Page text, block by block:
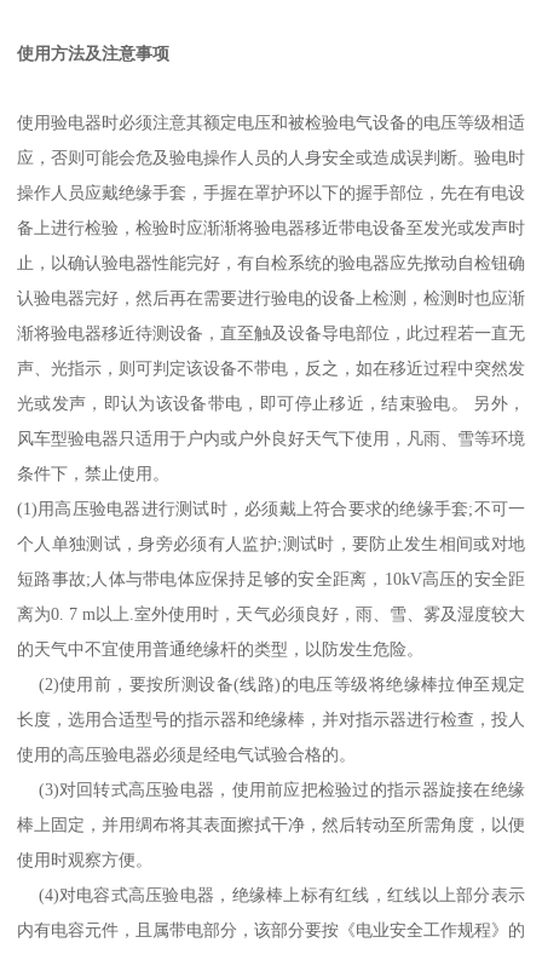
使用方法及注意事项
使用验电器时必须注意其额定电压和被检验电气设备的电压等级相适
应，否则可能会危及验电操作人员的人身安全或造成误判断。验电时
操作人员应戴绝缘手套，手握在罩护环以下的握手部位，先在有电设
备上进行检验，检验时应渐渐将验电器移近带电设备至发光或发声时
止，以确认验电器性能完好，有自检系统的验电器应先揿动自检钮确
认验电器完好，然后再在需要进行验电的设备上检测，检测时也应渐
渐将验电器移近待测设备，直至触及设备导电部位，此过程若一直无
声、光指示，则可判定该设备不带电，反之，如在移近过程中突然发
光或发声，即认为该设备带电，即可停止移近，结束验电。 另外，
风车型验电器只适用于户内或户外良好天气下使用，凡雨、雪等环境
条件下，禁止使用。
(1) 用高压验电器进行测试时，必须戴上符合要求的绝缘手套;不可一
个人单独测试，身旁必须有人监护;测试时，要防止发生相间或对地
短路事故; 人体与带电体应保持足够的安全距离， 10kV高压的安全距
离为0. 7 m 以上 .室外使用时，天气必须良好，雨、雪、雾及湿度较大
的天气中不宜使用普通绝缘杆的类型，以防发生危险。
(2)使用前，要按所测设备(线路) 的电压等级将绝缘棒拉伸至规定
长度，选用合适型号的指示器和绝缘棒，并对指示器进行检查，投人
使用的高压验电器必须是经电气试验合格的。
(3)对回转式高压验电器，使用前应把检验过的指示器旋接在绝缘
棒上固定，并用绸布将其表面擦拭干净，然后转动至所需角度，以便
使用时观察方便。
(4)对电容式高压验电器，绝缘棒上标有红线，红线以上部分表示
内有电容元件，且属带电部分，该部分要按《电业安全工作规程》的